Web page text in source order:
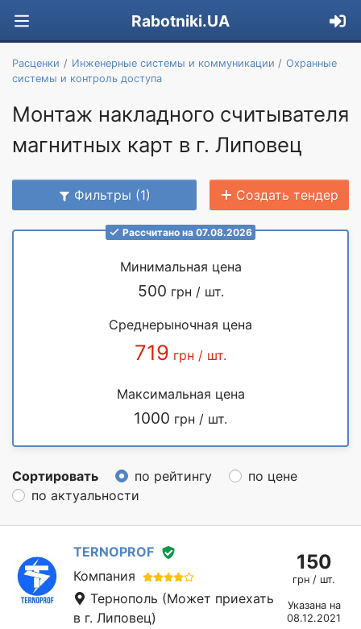
Rabotniki.UA
Расценки Инженерные системы и коммуникации
Охранные
системы и контроль доступа
Монтаж накладного считывателя
магнитных карт в г. Липовец
Фильтры (1) Создать тендер
Рассчитано на 07.08.2026
Минимальная цена
500 грн / шт.
Среднерыночная цена
719 грн / шт.
Максимальная цена
1000 грн / шт.
Сортировать по рейтингу
по цене
по актуальности
TERNOPROF
Компания
Тернополь (Может приехать
в г. Липовец)
150
грн / шт.
Указана на
08.12.2021